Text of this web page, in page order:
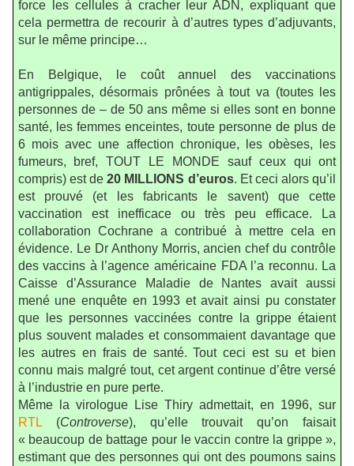
force les cellules à cracher leur ADN, expliquant que
cela permettra de recourir à d’autres types d’adjuvants,
sur le même principe…
En Belgique, le coût annuel des vaccinations
antigrippales, désormais prônées à tout va (toutes les
personnes de – de 50 ans même si elles sont en bonne
santé, les femmes enceintes, toute personne de plus de
6 mois avec une affection chronique, les obèses, les
fumeurs, bref, TOUT LE MONDE sauf ceux qui ont
compris) est de20 MILLIONS d’euros. Et ceci alors qu’il
est prouvé (et les fabricants le savent) que cette
vaccination est inefficace ou très peu efficace. La
collaboration Cochrane a contribué à mettre cela en
évidence. Le Dr Anthony Morris, ancien chef du contrôle
des vaccins à l’agence américaine FDA l’a reconnu. La
Caisse d’Assurance Maladie de Nantes avait aussi
mené une enquête en 1993 et avait ainsi pu constater
que les personnes vaccinées contre la grippe étaient
plus souvent malades et consommaient davantage que
les autres en frais de santé. Tout ceci est su et bien
connu mais malgré tout, cet argent continue d’être versé
à l’industrie en pure perte.
Même la virologue Lise Thiry admettait, en 1996, sur
RTL(Controverse), qu’elle trouvait qu’on faisait
« beaucoup de battage pour le vaccin contre la grippe »,
estimant que des personnes qui ont des poumons sains